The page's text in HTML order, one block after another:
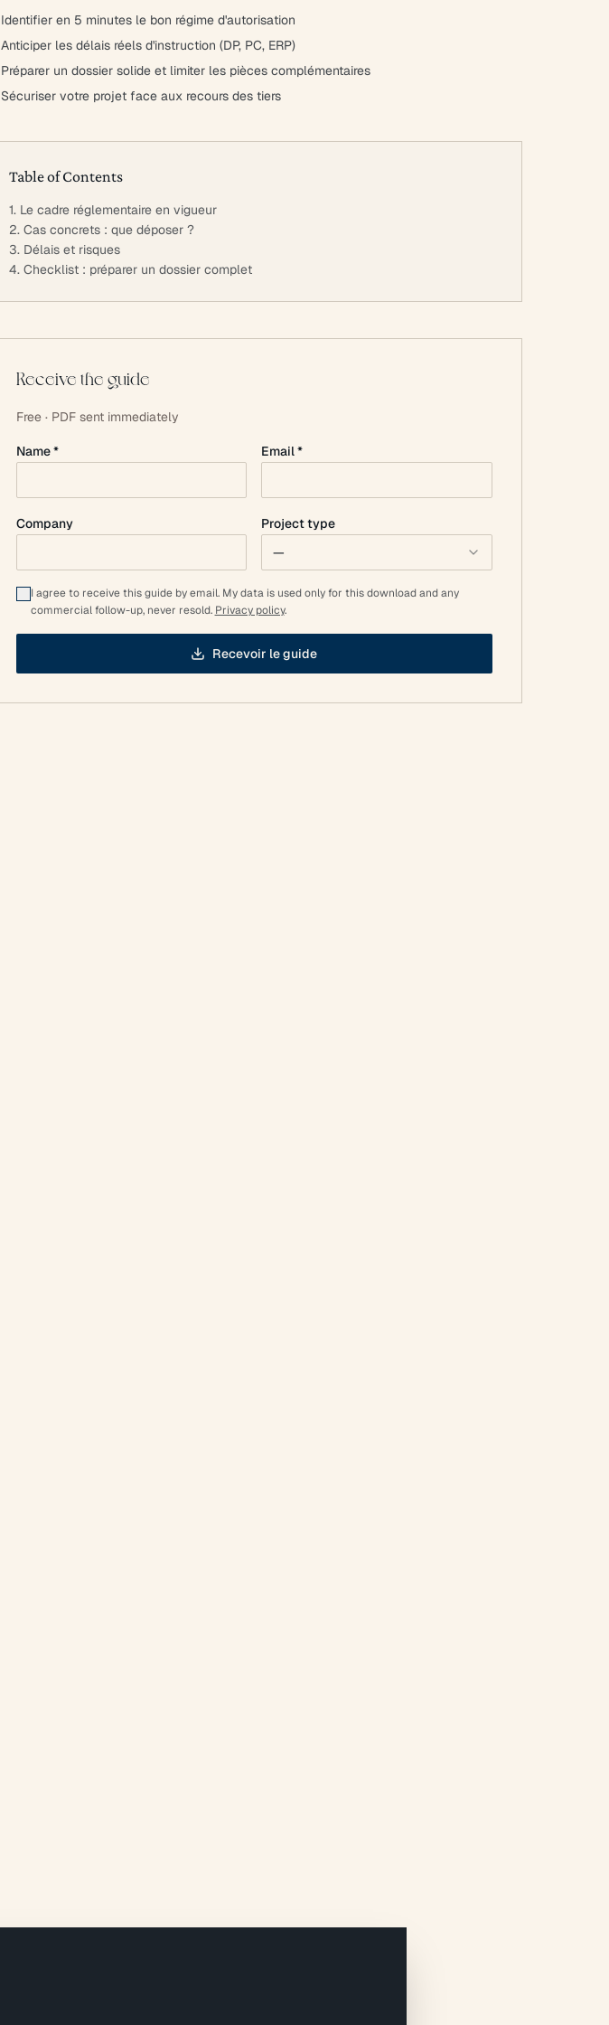
Identifier en 5 minutes le bon régime d'autorisation
Anticiper les délais réels d'instruction (DP, PC, ERP)
Préparer un dossier solide et limiter les pièces complémentaires
Sécuriser votre projet face aux recours des tiers
Table of Contents
1. Le cadre réglementaire en vigueur
2. Cas concrets : que déposer ?
3. Délais et risques
4. Checklist : préparer un dossier complet
Receive the guide
Free · PDF sent immediately
Name * Email *
Company
Project type
—
I agree to receive this guide by email. My data is used only for this download and any
commercial follow-up, never resold. Privacy policy.
Recevoir le guide